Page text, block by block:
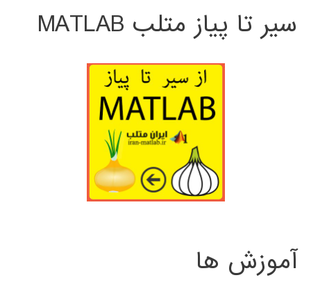
سیر تا پیاز متلب MATLAB
آموزش ها